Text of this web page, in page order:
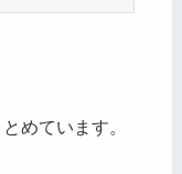
めています。